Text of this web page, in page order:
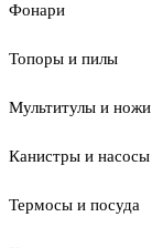
Фонари
Топоры и пилы
Мультитулы и ножи
Канистры и насосы
Термосы и посуда